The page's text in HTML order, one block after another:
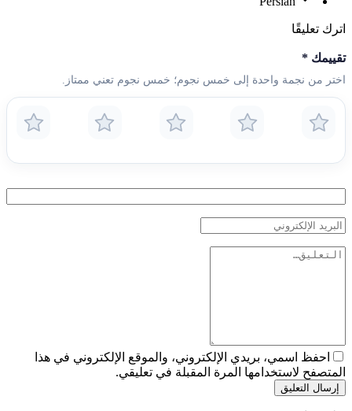
اترك تعليقًا
تقييمك *
اختر من نجمة واحدة إلى خمس نجوم؛ خمس نجوم تعني ممتاز.
احفظ اسمي، بريدي الإلكتروني، والموقع الإلكتروني في هذا
المتصفح لاستخدامها المرة المقبلة في تعليقي.
إرسال التعليق